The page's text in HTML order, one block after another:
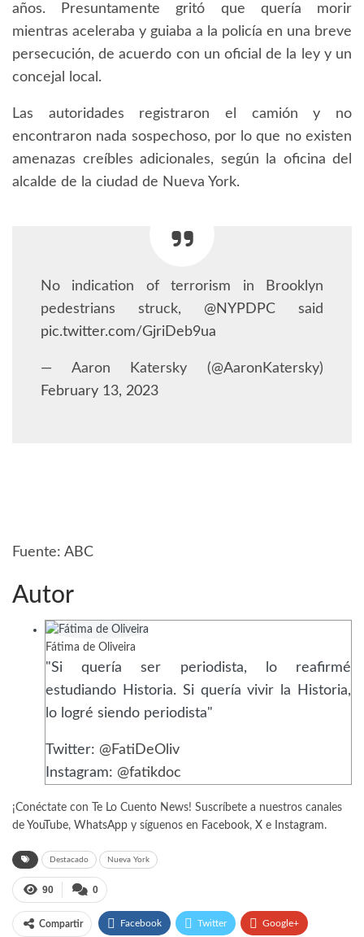
años. Presuntamente gritó que quería morir
mientras aceleraba y guiaba a la policía en una breve
persecución, de acuerdo con un oficial de la ley y un
concejal local.
Las autoridades registraron el camión y no
encontraron nada sospechoso, por lo que no existen
amenazas creíbles adicionales, según la oficina del
alcalde de la ciudad de Nueva York.
No indication of terrorism in Brooklyn
pedestrians struck, ⁦ @NYPDPC ⁩ said
pic.twitter.com/GjriDeb9ua
— Aaron Katersky (@AaronKatersky)
February 13, 2023
Fuente: ABC
Autor
Fátima de Oliveira
"Si quería ser periodista, lo reafirmé
estudiando Historia. Si quería vivir la Historia,
lo logré siendo periodista"
Twitter: @FatiDeOliv
Instagram: @fatikdoc
¡Conéctate con Te Lo Cuento News! Suscríbete a nuestros canales
de YouTube, WhatsApp y síguenos en Facebook, X e Instagram.
Destacado Nueva York
0
90
Compartir Facebook Twitter Google+